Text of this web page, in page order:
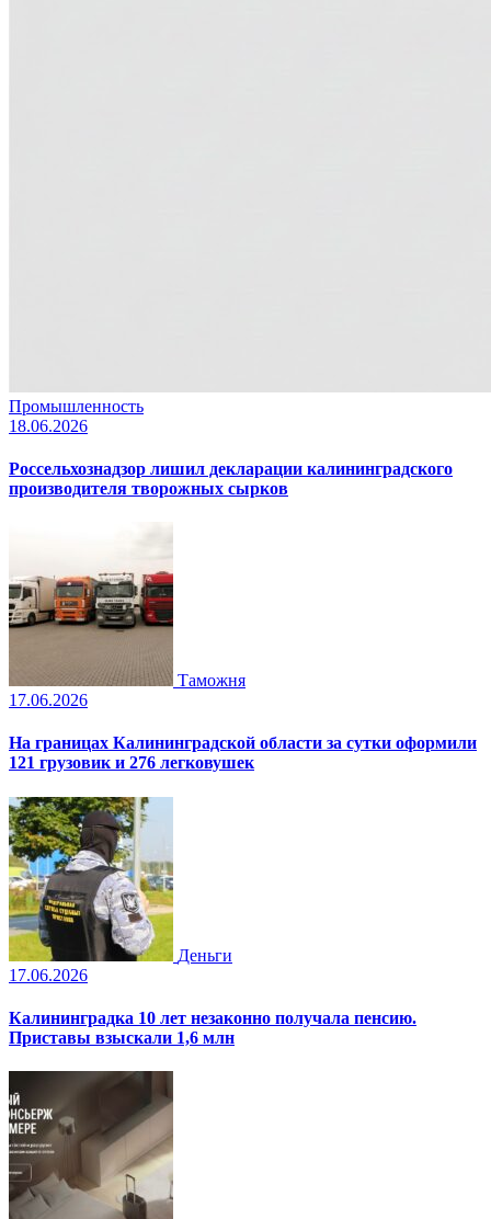
Промышленность
18.06.2026
Россельхознадзор лишил декларации калининградского
производителя творожных сырков
Таможня
17.06.2026
На границах Калининградской области за сутки оформили
121 грузовик и 276 легковушек
Деньги
17.06.2026
Калининградка 10 лет незаконно получала пенсию.
Приставы взыскали 1,6 млн